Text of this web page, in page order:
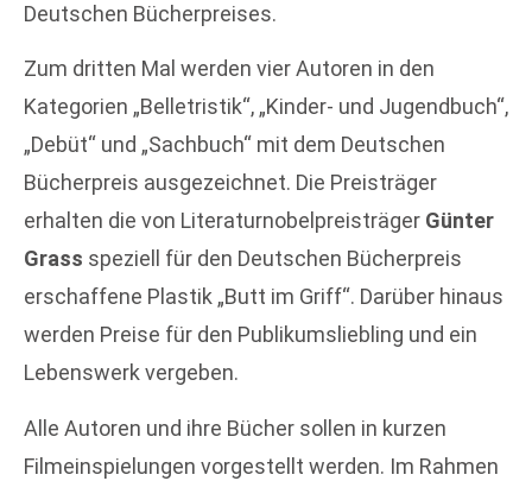
Deutschen Bücherpreises.
Zum dritten Mal werden vier Autoren in den
Kategorien „Belletristik“, „Kinder- und Jugendbuch“,
„Debüt“ und „Sachbuch“ mit dem Deutschen
Bücherpreis ausgezeichnet. Die Preisträger
erhalten die von Literaturnobelpreisträger Günter
Grass speziell für den Deutschen Bücherpreis
erschaffene Plastik „Butt im Griff“. Darüber hinaus
werden Preise für den Publikumsliebling und ein
Lebenswerk vergeben.
Alle Autoren und ihre Bücher sollen in kurzen
Filmeinspielungen vorgestellt werden. Im Rahmen